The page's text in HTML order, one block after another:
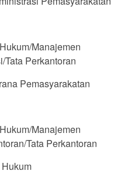
Manajemen
Tata Perkantoran
Pemasyarakatan
Manajemen
Tata Perkantoran